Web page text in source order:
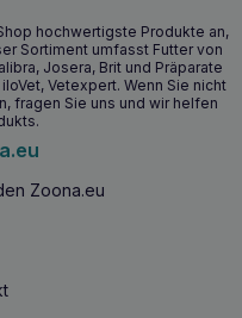
Fell zu erhalten.
: Fördert eine
Inhaltsstoffe, die ein
Food Sensitivities
3kg
Anzeichen einer
für Hunde mit
hochwertigste Produkte an,
Sortiment umfasst Futter von
Josera, Brit und Präparate
Vetexpert. Wenn Sie nicht
fragen Sie uns und wir helfen
Zoona.eu